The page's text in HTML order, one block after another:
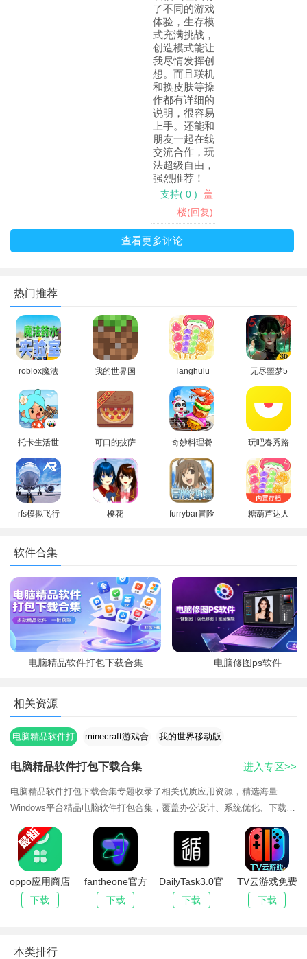
你们双方都必须有微软账号， 你们还得加好友， 加好友点添
加好友就行了， 之后你们其中一人创建世界， 点多人游戏， 把
Microsoft账户设置改成仅好友就行了。
1、首先进入游戏，在组件中心中下载喜欢的皮肤。
2、购买后点击确定关闭页面。
3、再次回到游戏主界面点击开始游戏。
4、然后新建或者点开自己的存档，点击右侧的角色皮肤。
5、最后选择自己喜欢的皮肤点击启用，即可完成更换。
游戏介绍
1、生存模式
在生存模式中，玩家的生命值、饥饿值和物资是有限的。玩
家需要在世界中收集不同的资源、制作不同的工具和武器、建造
建筑、与敌对生物战斗，以及探索和改造世界。当玩家的生命值
甲（如没有开启保留物品栏）。
在创造模式中，玩家拥有无限的资源，可以破坏任何方块以
及飞行，且不会死亡（Java版会因掉入虚空和/kill指令而死亡），
因此可以自由地建造与探索。
3、冒险模式
一模式中，玩家无法破坏和放置方块，以防止损坏地图或恶意破
坏。
限模式中，玩家不可以重生，且难度被锁定为困难模式，无法更
5、旁观模式
在旁观模式中，玩家可以通过飞行的方式穿过方块，自由地
穿梭和观察世界并可进入生物（包括玩家）体内并共享这个生物
的视角，但是无法与世界交互。
了不同的游戏
体验，生存模
式充满挑战，
创造模式能让
我尽情发挥创
想。而且联机
和换皮肤等操
作都有详细的
说明，很容易
上手。还能和
朋友一起在线
交流合作，玩
法超级自由，
强烈推荐！
支持( 0 )
盖
楼(回复)
查看更多评论
热门推荐
roblox魔法
下载最新免
费版
我的世界国
(Minecraft)
官方最新版
本
Tanghulu
Master糖葫
芦达人正版
无广告版
无尽噩梦5
怨灵咒(辅助
2026
托卡生活世
界完整版下
载最新版
可口的披萨
官方正版下
载2026
奇妙料理餐
厅宝宝巴士
2026最新正
版
玩吧春秀路
上的百货店
免广告游戏
最新版本
rfs模拟飞行
拟器)
樱花
furrybar冒险
糖葫芦达人
软件合集
电脑精品软件打包下载合集 电脑修图ps软件
相关资源
电脑精品软件打
minecraft游戏合
我的世界移动版
电脑精品软件打包下载合集
电脑精品软件打包下载合集专题收录了相关优质应用资源，精选海量
Windows平台精品电脑软件打包合集，覆盖办公设计、系统优化、下载解
压等分类，全部去除捆绑广告，提供网盘打包直链下载，附带详细安装步
骤与常见问题修
进入专区>>
oppo应用商店
(oppo软件商店)
最新版本2026
下载
fantheone官方
下载正版
下载
DailyTask3.0官
方最新版
下载
TV云游戏免费
平台软件官方版
下载
本类排行